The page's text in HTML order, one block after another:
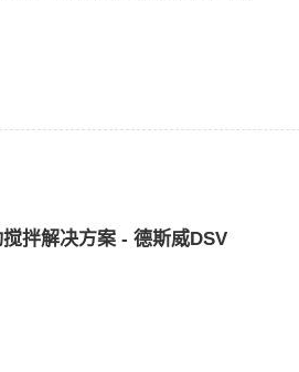
拌解决方案 - 德斯威DSV